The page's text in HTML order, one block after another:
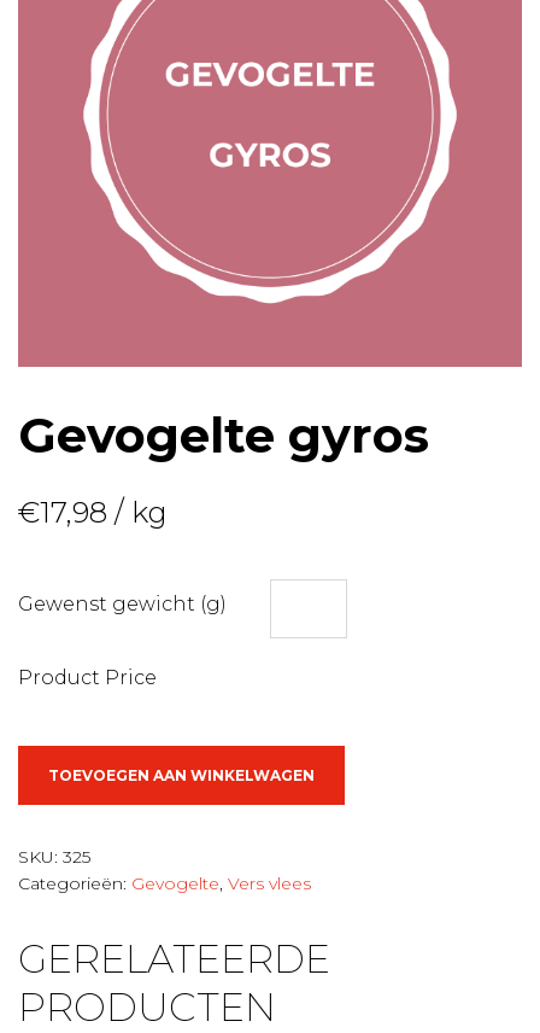
Gevogelte gyros
€17,98 / kg
Gewenst gewicht (g)
Product Price
TOEVOEGEN AAN WINKELWAGEN
SKU: 325
Categorieën: Gevogelte, Vers vlees
GERELATEERDE
PRODUCTEN